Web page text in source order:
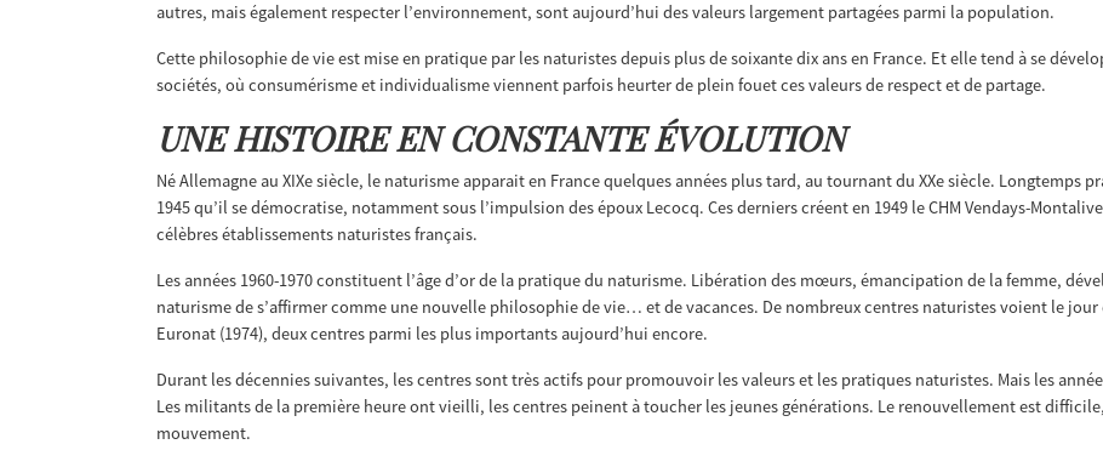
autres, mais également respecter l’environnement, sont aujourd’hui des valeurs largement partagées parmi la population.
Cette philosophie de vie est mise en pratique par les naturistes depuis plus de soixante dix ans en France. Et elle tend à se
sociétés, où consumérisme et individualisme viennent parfois heurter de plein fouet ces valeurs de respect et de partage.
UNE HISTOIRE EN CONSTANTE ÉVOLUTION
Né Allemagne au XIXe siècle, le naturisme apparait en France quelques années plus tard, au tournant du XXe siècle. Longtemps
1945 qu’il se démocratise, notamment sous l’impulsion des époux Lecocq. Ces derniers créent en 1949 le CHM Vendays-
célèbres établissements naturistes français.
Les années 1960-1970 constituent l’âge d’or de la pratique du naturisme. Libération des mœurs, émancipation de la femme,
naturisme de s’affirmer comme une nouvelle philosophie de vie… et de vacances. De nombreux centres naturistes voient le
Euronat (1974), deux centres parmi les plus importants aujourd’hui encore.
Durant les décennies suivantes, les centres sont très actifs pour promouvoir les valeurs et les pratiques naturistes. Mais les
Les militants de la première heure ont vieilli, les centres peinent à toucher les jeunes générations. Le renouvellement est
mouvement.